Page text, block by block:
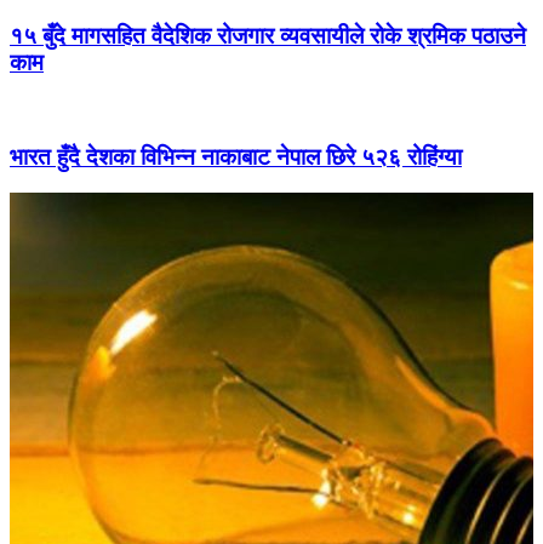
१५ बुँदे मागसहित वैदेशिक रोजगार व्यवसायीले रोके श्रमिक पठाउने
काम
भारत हुँदै देशका विभिन्न नाकाबाट नेपाल छिरे ५२६ रोहिंग्या